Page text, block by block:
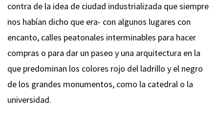
contra de la idea de ciudad industrializada que siempre
nos habían dicho que era- con algunos lugares con
encanto, calles peatonales interminables para hacer
compras o para dar un paseo y una arquitectura en la
que predominan los colores rojo del ladrillo y el negro
de los grandes monumentos, como la catedral o la
universidad.